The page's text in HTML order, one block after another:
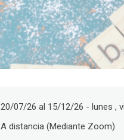
20/07/26 al 15/12/26 - lunes ,
A distancia (Mediante Zoom)